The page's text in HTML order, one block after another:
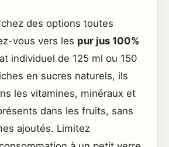
des options toutes
vous vers les pur jus 100%
individuel de 125 ml ou 150
en sucres naturels, ils
les vitamines, minéraux et
dans les fruits, sans
ajoutés. Limitez